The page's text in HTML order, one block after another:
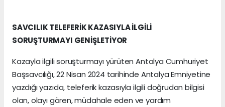
SAVCILIK TELEFERİK KAZASIYLA İLGİLİ
SORUŞTURMAYI GENİŞLETİYOR
Kazayla ilgili soruşturmayı yürüten Antalya Cumhuriyet
Başsavcılığı, 22 Nisan 2024 tarihinde Antalya Emniyetine
yazdığı yazıda, teleferik kazasıyla ilgili doğrudan bilgisi
olan, olayı gören, müdahale eden ve yardım